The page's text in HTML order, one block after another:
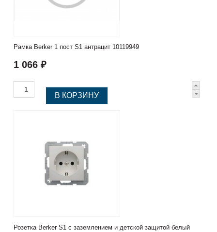
Рамка Berker 1 пост S1 антрацит 10119949
1 066 ₽
Розетка Berker S1 с заземлением и детской защитой белый